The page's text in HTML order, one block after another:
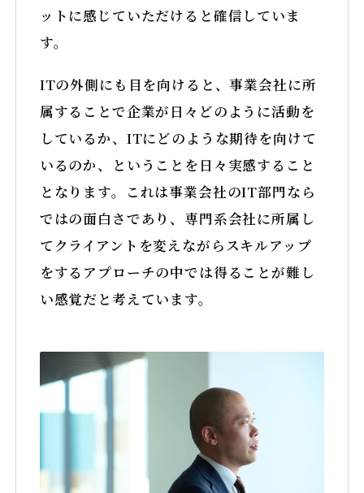
ットに感じていただけると確信していま
す。
ITの外側にも目を向けると、事業会社に所
属することで企業が日々どのように活動を
しているか、ITにどのような期待を向けて
いるのか、ということを日々実感すること
となります。これは事業会社のIT部門なら
ではの面白さであり、専門系会社に所属し
てクライアントを変えながらスキルアップ
をするアプローチの中では得ることが難し
い感覚だと考えています。